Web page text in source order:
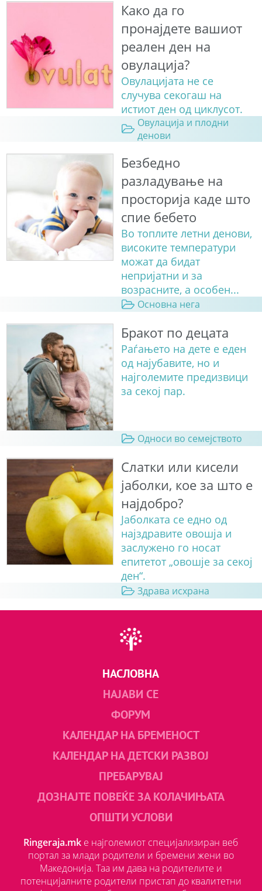
Како да го
пронајдете вашиот
реален ден на
овулација?
Овулацијата не се
случува секогаш на
истиот ден од циклусот.
Овулација и плодни
денови
Безбедно
разладување на
просторија каде што
спие бебето
Во топлите летни денови,
високите температури
можат да бидат
непријатни и за
возрасните, а особен...
Основна нега
Бракот по децата
Раѓањето на дете е еден
од најубавите, но и
најголемите предизвици
за секој пар.
Односи во семејството
Слатки или кисели
јаболки, кое за што е
најдобро?
Јаболката се едно од
најздравите овошја и
заслужено го носат
епитетот „овошје за секој
ден“.
Здрава исхрана
НАСЛОВНА
НАЈАВИ СЕ
ФОРУМ
КАЛЕНДАР НА БРЕМЕНОСТ
КАЛЕНДАР НА ДЕТСКИ РАЗВОЈ
ПРЕБАРУВАЈ
ДОЗНАЈТЕ ПОВЕЌЕ ЗА КОЛАЧИЊАТА
ОПШТИ УСЛОВИ
Ringeraja.mk е најголемиот специјализиран веб
портал за млади родители и бремени жени во
Македонија. Таа им дава на родителите и
потенцијалните родители пристап до квалитетни